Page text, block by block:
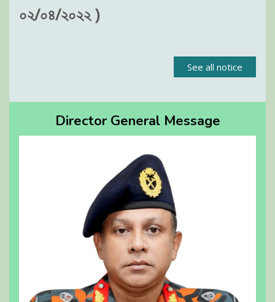
০২/০৪/২০২২ )
See all notice
Director General Message